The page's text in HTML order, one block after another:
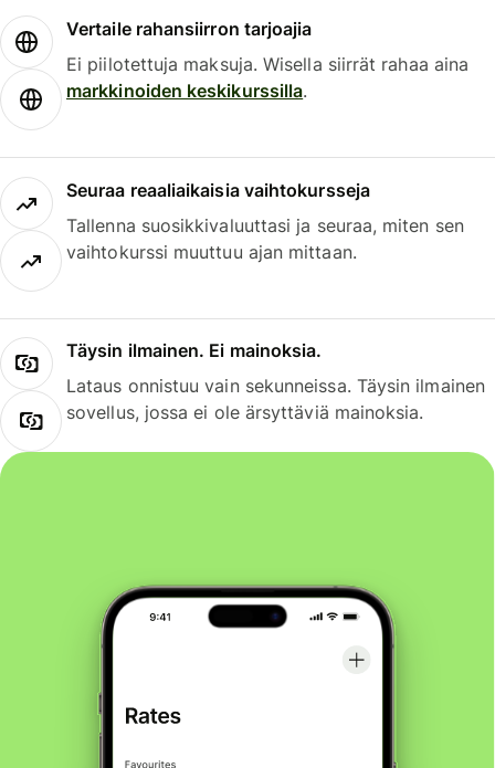
Vertaile rahansiirron tarjoajia
Ei piilotettuja maksuja. Wisella siirrät rahaa aina
markkinoiden keskikurssilla.
Seuraa reaaliaikaisia vaihtokursseja
Tallenna suosikkivaluuttasi ja seuraa, miten sen
vaihtokurssi muuttuu ajan mittaan.
Täysin ilmainen. Ei mainoksia.
Lataus onnistuu vain sekunneissa. Täysin ilmainen
sovellus, jossa ei ole ärsyttäviä mainoksia.